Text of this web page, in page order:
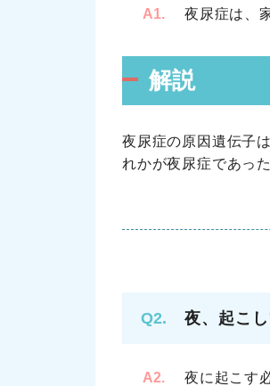
A1. 夜尿症は、
解説
夜尿症の原因遺伝子
れかが夜尿症であっ
Q2. 夜、起こ
A2. 夜に起こす